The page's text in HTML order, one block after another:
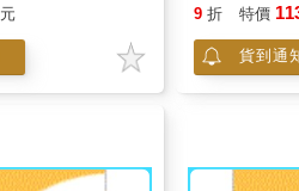
元 9 折 特價
貨到通